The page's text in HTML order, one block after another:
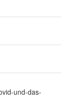
und-das-